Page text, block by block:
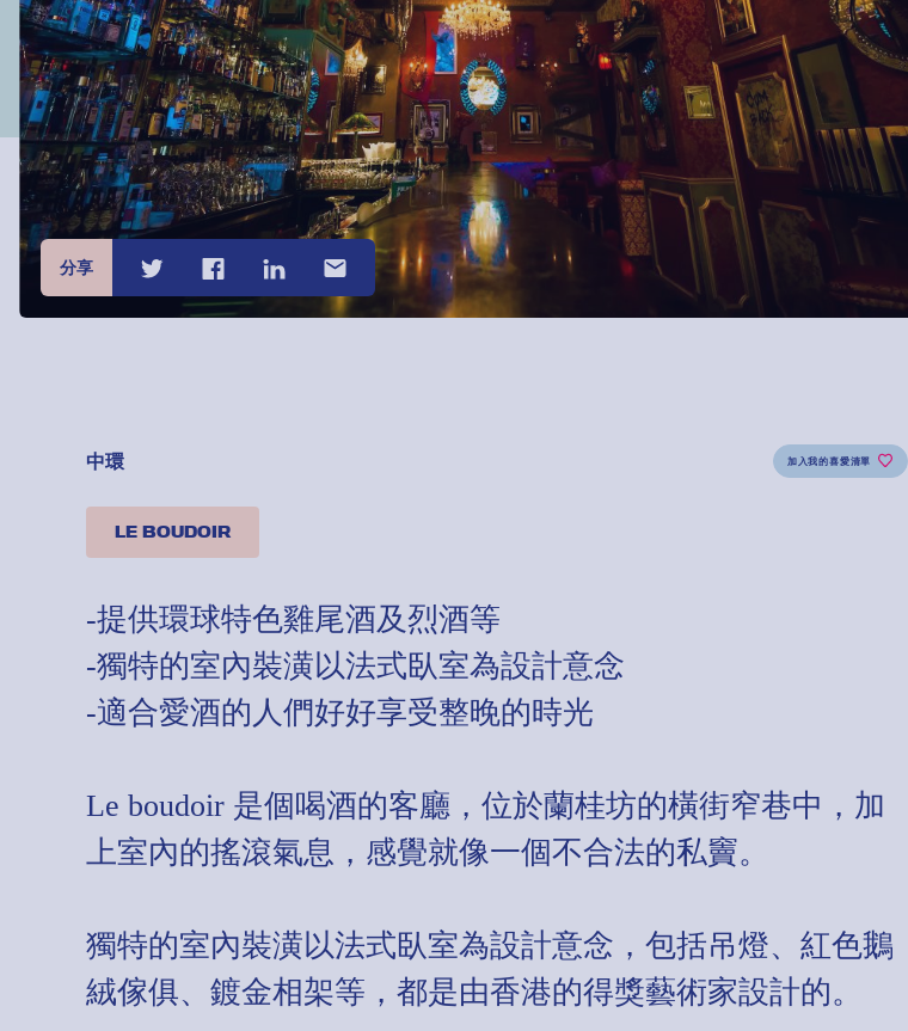
分享
中環 加入我的喜愛清單
LE BOUDOIR
-提供環球特色雞尾酒及烈酒等
-獨特的室內裝潢以法式臥室為設計意念
-適合愛酒的人們好好享受整晚的時光
Le boudoir 是個喝酒的客廳，位於蘭桂坊的橫街窄巷中，加
上室內的搖滾氣息，感覺就像一個不合法的私竇。
獨特的室內裝潢以法式臥室為設計意念，包括吊燈、紅色鵝
絨傢俱、鍍金相架等，都是由香港的得獎藝術家設計的。